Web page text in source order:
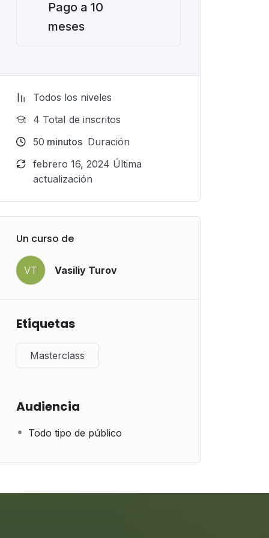
Pago a 10
meses
Todos los niveles
4 TotaI de inscritos
50 minutos Duración
febrero 16, 2024 Última
actualización
Un curso de
VT Vasiliy Turov
Etiquetas
Masterclass
Audiencia
Todo tipo de público